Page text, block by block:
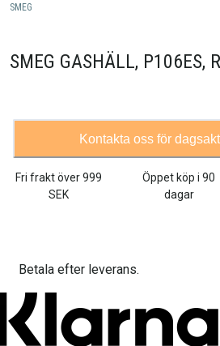
SMEG
SMEG GASHÄLL, P106ES,
Kontakta oss för
Fri frakt över999
SEK
Öppet köp i 90
dagar
Betala efter leverans.